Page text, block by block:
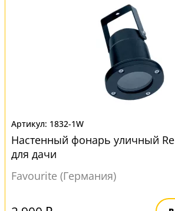
1832-1W
Настенный фонарь уличный
для дачи
Favourite (Германия)